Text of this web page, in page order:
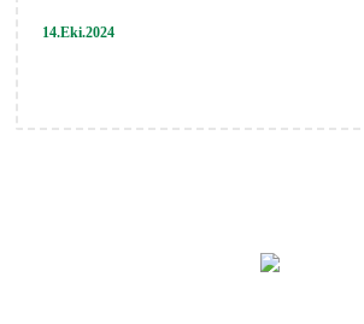
14.Eki.2024